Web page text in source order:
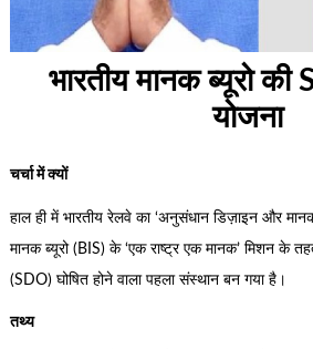
भारतीय मानक ब्यूरो की
योजना
चर्चा में क्यों
हाल ही में भारतीय रेलवे का ‘अनुसंधान डिज़ाइन और
मानक ब्यूरो (BIS) के ‘एक राष्ट्र एक मानक’ मिशन के
(SDO) घोषित होने वाला पहला संस्थान बन गया है।
तथ्य